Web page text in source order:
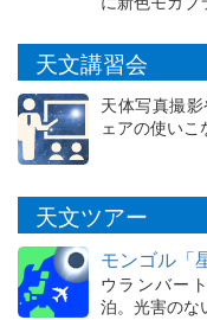
天文講習会
天体写真撮
ェアの使い
天文ツアー
モンゴル「
ウランバー
泊。光害のな